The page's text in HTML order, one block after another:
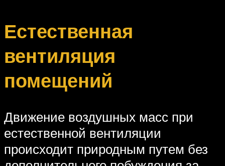
Естественная
вентиляция
помещений
Движение воздушных масс при
естественной вентиляции
происходит природным путем без